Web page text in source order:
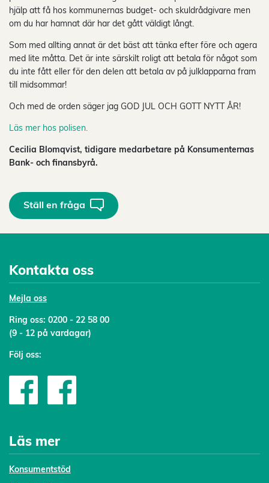
hjälp att få hos kommunernas budget- och skuldrådgivare men
om du har hamnat där har det gått väldigt långt.
Som med allting annat är det bäst att tänka efter före och agera
med lite måtta. Det är inte särskilt roligt att betala för något som
du inte fått eller för den delen att betala av på julklapparna fram
till midsommar!
Och med de orden säger jag GOD JUL OCH GOTT NYTT ÅR!
Läs mer hos polisen.
Cecilia Blomqvist, tidigare medarbetare på Konsumenternas
Bank- och finansbyrå.
Ställ en fråga
Kontakta oss
Mejla oss
Ring oss: 0200 - 22 58 00
(9 - 12 på vardagar)
Följ oss:
Läs mer
Konsumentstöd